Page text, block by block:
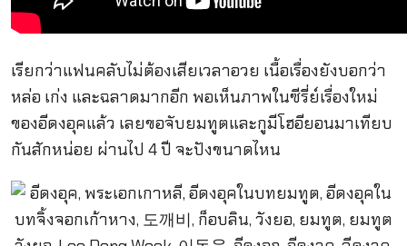
เรียกว่าแฟนคลับไม่ต้องเสียเวลาอวย เนื้อเรื่องยังบอกว่า
หล่อ เก่ง และฉลาดมากอีก พอเห็นภาพในซีรี่ย์เรื่องใหม่
ของอีดงอุคแล้ว เลยขอจับยมทูตและกูมีโฮอียอนมาเทียบ
กันสักหน่อย ผ่านไป 4 ปี จะปังขนาดไหน